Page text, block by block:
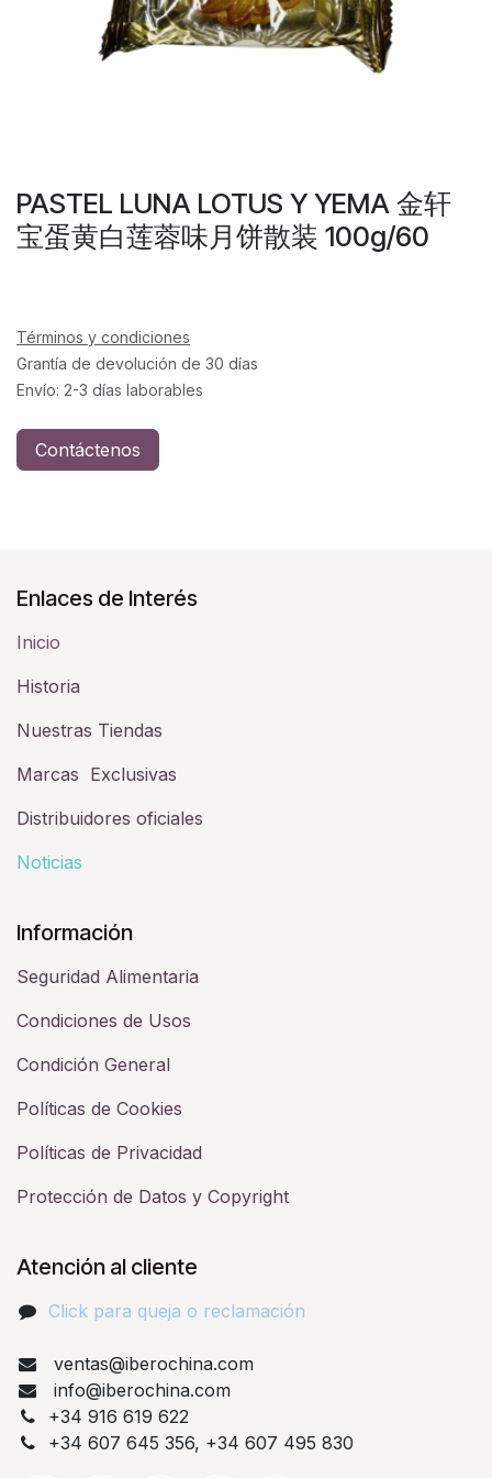
PASTEL LUNA LOTUS Y YEMA 金轩
宝蛋黄白莲蓉味月饼散装 100g/60
Términos y condiciones
Grantía de devolución de 30 días
Envío: 2-3 días laborables
Contáctenos
Enlaces de Interés
Inicio
Historia​
Nuestras Tiendas
Marcas Exclusivas
Distribuidores oficiales
Noticias
Información
Seguridad Alimentaria
Condiciones de Usos
Condición General
Políticas de Cookies
Políticas de Privacidad
Protección de Datos y Copyright
Atención al cliente
Click para queja o reclamación​
ventas@iberochina.com
info@iberochina.com
+34 916 619 622
+34 607 645 356, +34 607 495 830